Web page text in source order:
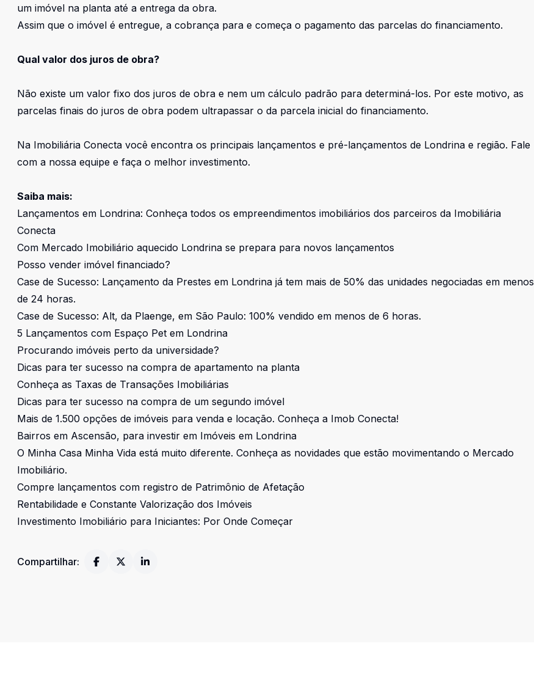
um imóvel na planta até a entrega da obra.
Assim que o imóvel é entregue, a cobrança para e começa o pagamento das parcelas do financiamento.
Qual valor dos juros de obra?
Não existe um valor fixo dos juros de obra e nem um cálculo padrão para determiná-los. Por este motivo, as
parcelas finais do juros de obra podem ultrapassar o da parcela inicial do financiamento.
Na Imobiliária Conecta você encontra os principais lançamentos e pré-lançamentos de Londrina e região. Fale
com a nossa equipe e faça o melhor investimento.
Saiba mais:
Lançamentos em Londrina: Conheça todos os empreendimentos imobiliários dos parceiros da Imobiliária
Conecta
Com Mercado Imobiliário aquecido Londrina se prepara para novos lançamentos
Posso vender imóvel financiado?
Case de Sucesso: Lançamento da Prestes em Londrina já tem mais de 50% das unidades negociadas em menos
de 24 horas.
Case de Sucesso: Alt, da Plaenge, em São Paulo: 100% vendido em menos de 6 horas.
5 Lançamentos com Espaço Pet em Londrina
Procurando imóveis perto da universidade?
Dicas para ter sucesso na compra de apartamento na planta
Conheça as Taxas de Transações Imobiliárias
Dicas para ter sucesso na compra de um segundo imóvel
Mais de 1.500 opções de imóveis para venda e locação. Conheça a Imob Conecta!
Bairros em Ascensão, para investir em Imóveis em Londrina
O Minha Casa Minha Vida está muito diferente. Conheça as novidades que estão movimentando o Mercado
Imobiliário.
Compre lançamentos com registro de Patrimônio de Afetação
Rentabilidade e Constante Valorização dos Imóveis
Investimento Imobiliário para Iniciantes: Por Onde Começar
Compartilhar: